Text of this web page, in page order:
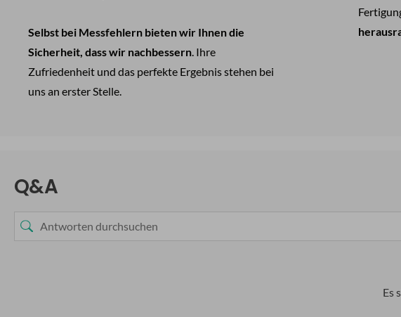
Selbst bei Messfehlern bieten wir Ihnen die
Sicherheit, dass wir nachbessern . Ihre
Zufriedenheit und das perfekte Ergebnis stehen bei
uns an erster Stelle.
Q&A
Es